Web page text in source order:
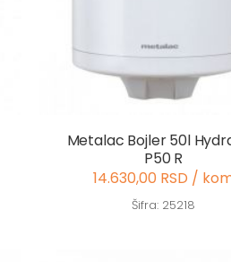
Metalac Bojler 50l
P50 R
14.630,00 RSD /
Šifra: 25218